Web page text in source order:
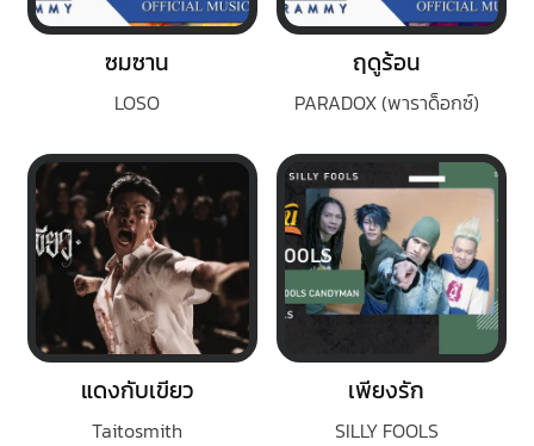
ซมซาน
LOSO
ฤดูร้อน
PARADOX (พาราด็อกซ์)
แดงกับเขียว
Taitosmith
เพียงรัก
SILLY FOOLS